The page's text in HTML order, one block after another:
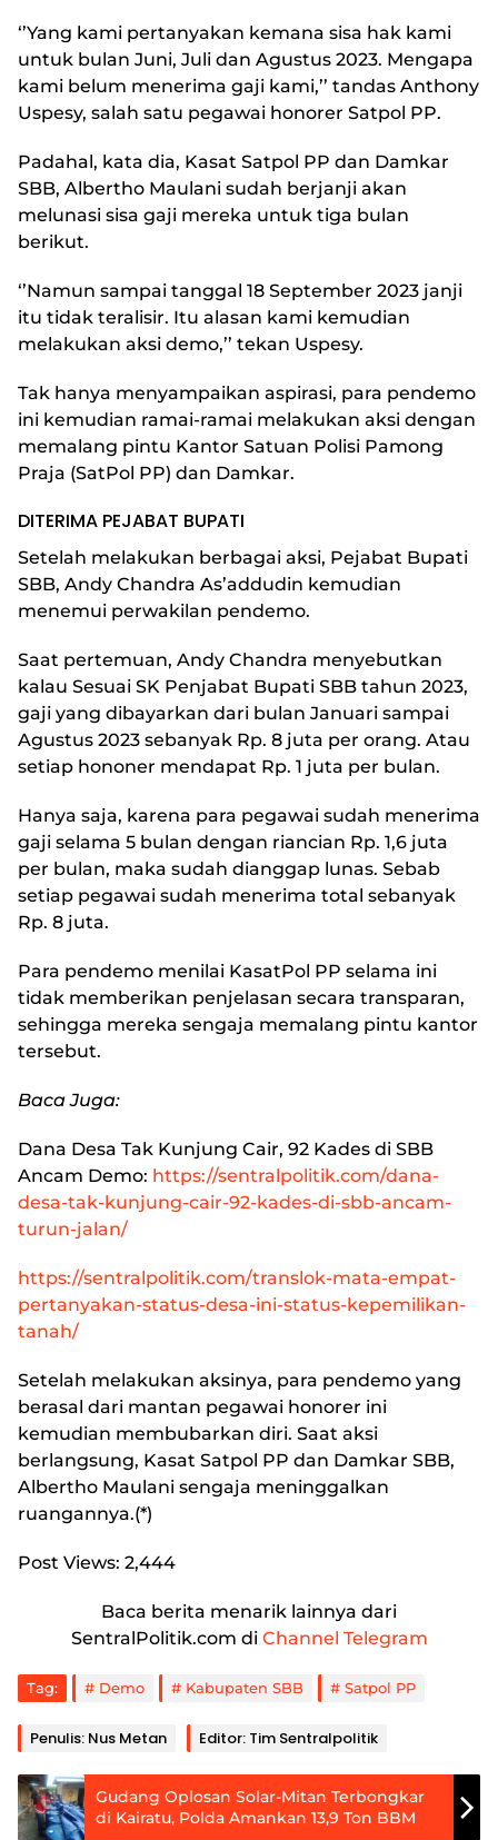
‘’Yang kami pertanyakan kemana sisa hak kami
untuk bulan Juni, Juli dan Agustus 2023. Mengapa
kami belum menerima gaji kami,’’ tandas Anthony
Uspesy, salah satu pegawai honorer Satpol PP.
Padahal, kata dia, Kasat Satpol PP dan Damkar
SBB, Albertho Maulani sudah berjanji akan
melunasi sisa gaji mereka untuk tiga bulan
berikut.
‘’Namun sampai tanggal 18 September 2023 janji
itu tidak teralisir. Itu alasan kami kemudian
melakukan aksi demo,’’ tekan Uspesy.
Tak hanya menyampaikan aspirasi, para pendemo
ini kemudian ramai-ramai melakukan aksi dengan
memalang pintu Kantor Satuan Polisi Pamong
Praja (SatPol PP) dan Damkar.
DITERIMA PEJABAT BUPATI
Setelah melakukan berbagai aksi, Pejabat Bupati
SBB, Andy Chandra As’addudin kemudian
menemui perwakilan pendemo.
Saat pertemuan, Andy Chandra menyebutkan
kalau Sesuai SK Penjabat Bupati SBB tahun 2023,
gaji yang dibayarkan dari bulan Januari sampai
Agustus 2023 sebanyak Rp. 8 juta per orang. Atau
setiap hononer mendapat Rp. 1 juta per bulan.
Hanya saja, karena para pegawai sudah menerima
gaji selama 5 bulan dengan riancian Rp. 1,6 juta
per bulan, maka sudah dianggap lunas. Sebab
setiap pegawai sudah menerima total sebanyak
Rp. 8 juta.
Para pendemo menilai KasatPol PP selama ini
tidak memberikan penjelasan secara transparan,
sehingga mereka sengaja memalang pintu kantor
tersebut.
Baca Juga:
Dana Desa Tak Kunjung Cair, 92 Kades di SBB
Ancam Demo: https://sentralpolitik.com/dana-
desa-tak-kunjung-cair-92-kades-di-sbb-ancam-
turun-jalan/
https://sentralpolitik.com/translok-mata-empat-
pertanyakan-status-desa-ini-status-kepemilikan-
tanah/
Setelah melakukan aksinya, para pendemo yang
berasal dari mantan pegawai honorer ini
kemudian membubarkan diri. Saat aksi
berlangsung, Kasat Satpol PP dan Damkar SBB,
Albertho Maulani sengaja meninggalkan
ruangannya.(*)
Post Views: 2,444
Baca berita menarik lainnya dari
SentralPolitik.com di Channel Telegram
Tag: Demo Kabupaten SBB Satpol PP
Penulis: Nus Metan Editor: Tim Sentralpolitik
Gudang Oplosan Solar-Mitan Terbongkar
di Kairatu, Polda Amankan 13,9 Ton BBM